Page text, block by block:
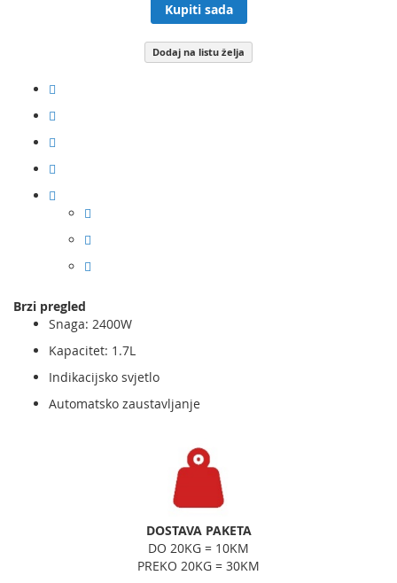
Kupiti sada
Dodaj na listu želja
Brzi pregled
Snaga: 2400W
Kapacitet: 1.7L
Indikacijsko svjetlo
Automatsko zaustavljanje
DOSTAVA PAKETA
DO 20KG = 10KM
PREKO 20KG = 30KM